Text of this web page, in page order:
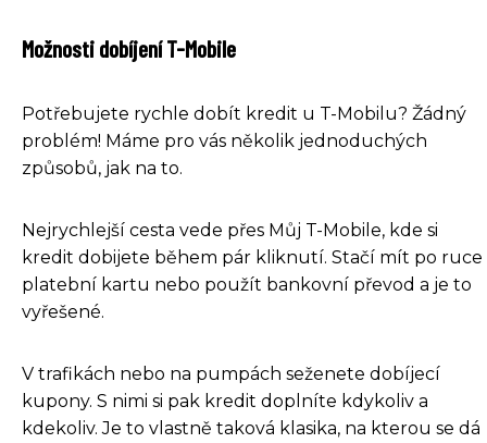
Možnosti dobíjení T-Mobile
Potřebujete rychle dobít kredit u T-Mobilu? Žádný
problém! Máme pro vás několik jednoduchých
způsobů, jak na to.
Nejrychlejší cesta vede přes Můj T-Mobile, kde si
kredit dobijete během pár kliknutí. Stačí mít po ruce
platební kartu nebo použít bankovní převod a je to
vyřešené.
V trafikách nebo na pumpách seženete dobíjecí
kupony. S nimi si pak kredit doplníte kdykoliv a
kdekoliv. Je to vlastně taková klasika, na kterou se dá